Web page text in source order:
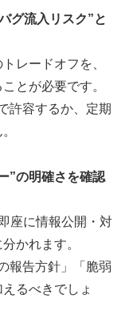
グ流入リスク”と
レードオフを、
とが必要です。
許容するか、定期
”の明確さを確認
座に情報公開・対
かれます。
報告方針」「脆弱
るべきでしょ